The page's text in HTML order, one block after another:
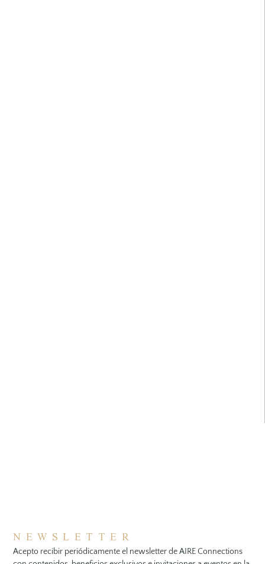
NEWSLETTER
Acepto recibir periódicamente el newsletter de AIRE Connections